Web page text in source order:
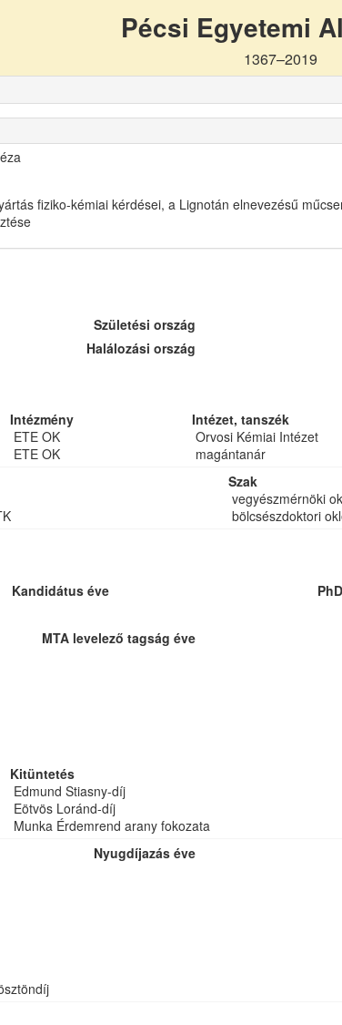
Pécsi Egyetemi
1367–2019
fiziko-kémiai kérdései, a Lignotán elnevezésű
Születési ország
Halálozási ország
Intézmény
Intézet, tanszék
ETE OK
Orvosi Kémiai Intézet
ETE OK
magántanár
Szak
vegyészmérnöki
bölcsészdoktori
Kandidátus éve
MTA levelező tagság éve
Kitüntetés
Edmund Stiasny-díj
Eötvös Loránd-díj
Munka Érdemrend arany fokozata
Nyugdíjazás éve